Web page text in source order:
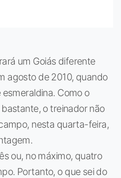
um Goiás diferente
agosto de 2010, quando
Como o
o treinador não
nesta quarta-feira,
ou, no máximo, quatro
Portanto, o que sei do